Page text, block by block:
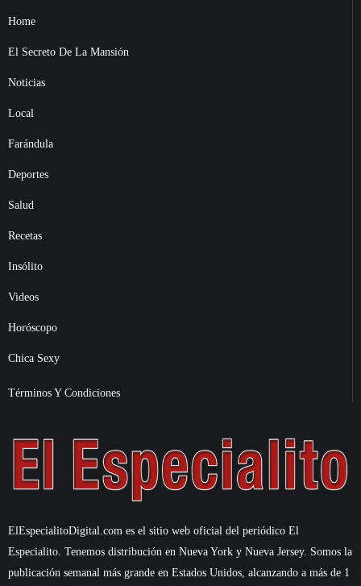
Home
El Secreto De La Mansión
Noticias
Local
Farándula
Deportes
Salud
Recetas
Insólito
Videos
Horóscopo
Chica Sexy
Términos Y Condiciones
ElEspecialitoDigital.com es el sitio web oficial del periódico El
Especialito. Tenemos distribución en Nueva York y Nueva Jersey. Somos la
publicación semanal más grande en Estados Unidos, alcanzando a más de 1